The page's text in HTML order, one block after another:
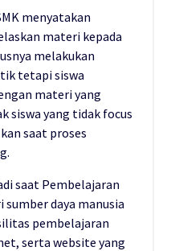
menyatakan
materi kepada
melakukan
tetapi siswa
materi yang
siswa yang tidak focus
saat proses
saat Pembelajaran
daya manusia
pembelajaran
serta website yang